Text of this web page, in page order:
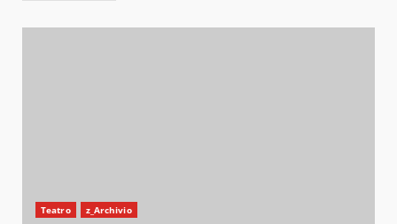
Teatro z_Archivio